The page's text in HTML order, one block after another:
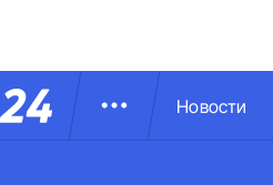
Новости